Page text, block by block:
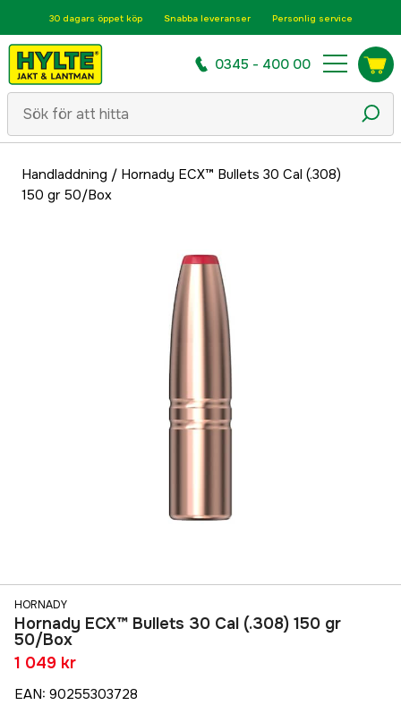
30 dagars öppet köp Snabba leveranser Personlig service
0345 - 400 00
Handladdning / Hornady ECX™ Bullets 30 Cal (.308)
150 gr 50/Box
HORNADY
Hornady ECX™ Bullets 30 Cal (.308) 150 gr
50/Box
1 049 kr
EAN: 90255303728